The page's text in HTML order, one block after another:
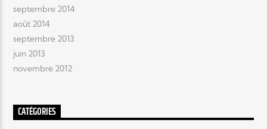
septembre 2014
août 2014
septembre 2013
juin 2013
novembre 2012
CATÉGORIES